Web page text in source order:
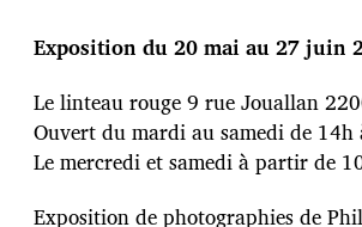
e
d
e
p
u
b
i
Exposition du 20 mai au 27 juin
Le linteau rouge 9 rue Jouallan
Ouvert du mardi au samedi de 14h
Le mercredi et samedi à partir de
Exposition de photographies de